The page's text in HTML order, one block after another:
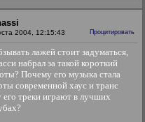
2004, 12:15:43 Процитировать
лажей стоит задуматься,
набрал за такой короткий
Почему его музыка стала
современной хаус и транс
треки играют в лучших